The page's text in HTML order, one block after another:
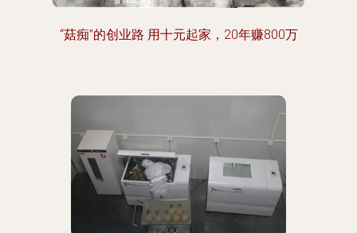
“菇痴”的创业路 用十元起家，20年赚800万